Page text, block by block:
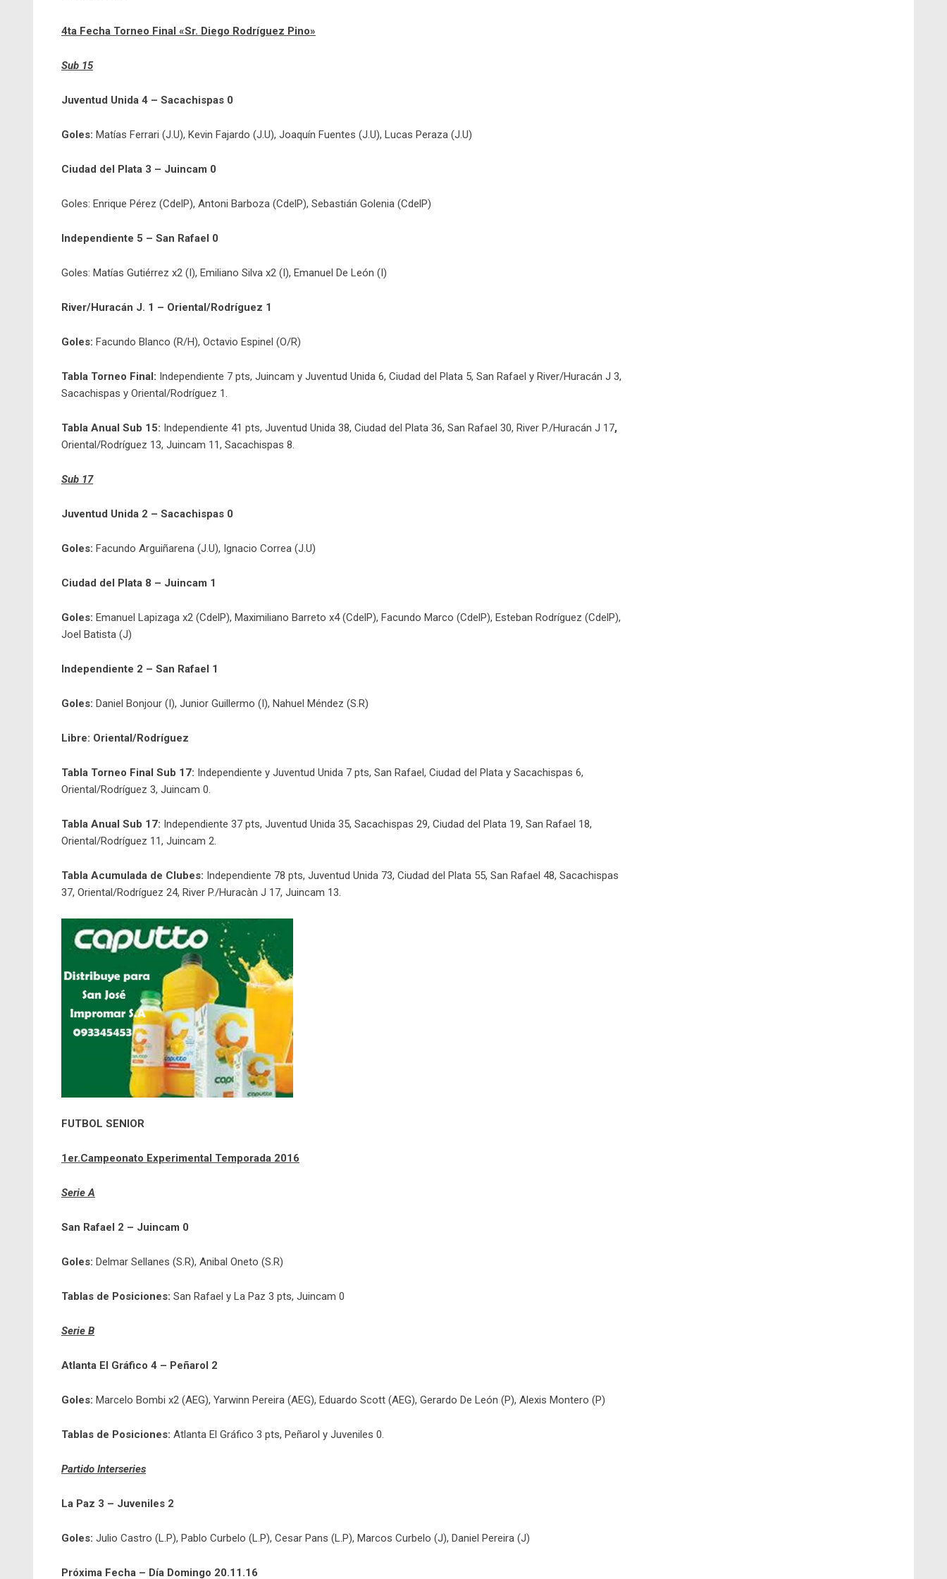
4ta Fecha Torneo Final «Sr. Diego Rodríguez Pino»
Sub 15
Juventud Unida 4 – Sacachispas 0
Goles: Matías Ferrari (J.U), Kevin Fajardo (J.U), Joaquín Fuentes (J.U), Lucas Peraza (J.U)
Ciudad del Plata 3 – Juincam 0
Goles: Enrique Pérez (CdelP), Antoni Barboza (CdelP), Sebastián Golenia (CdelP)
Independiente 5 – San Rafael 0
Goles: Matías Gutiérrez x2 (I), Emiliano Silva x2 (I), Emanuel De León (I)
River/Huracán J. 1 – Oriental/Rodríguez 1
Goles: Facundo Blanco (R/H), Octavio Espinel (O/R)
Tabla Torneo Final: Independiente 7 pts, Juincam y Juventud Unida 6, Ciudad del Plata 5, San Rafael y River/Huracán J 3,
Sacachispas y Oriental/Rodríguez 1.
Tabla Anual Sub 15: Independiente 41 pts, Juventud Unida 38, Ciudad del Plata 36, San Rafael 30, River P./Huracán J 17,
Oriental/Rodríguez 13, Juincam 11, Sacachispas 8.
Sub 17
Juventud Unida 2 – Sacachispas 0
Goles: Facundo Arguiñarena (J.U), Ignacio Correa (J.U)
Ciudad del Plata 8 – Juincam 1
Goles: Emanuel Lapizaga x2 (CdelP), Maximiliano Barreto x4 (CdelP), Facundo Marco (CdelP), Esteban Rodríguez (CdelP),
Joel Batista (J)
Independiente 2 – San Rafael 1
Goles: Daniel Bonjour (I), Junior Guillermo (I), Nahuel Méndez (S.R)
Libre: Oriental/Rodríguez
Tabla Torneo Final Sub 17: Independiente y Juventud Unida 7 pts, San Rafael, Ciudad del Plata y Sacachispas 6,
Oriental/Rodríguez 3, Juincam 0.
Tabla Anual Sub 17: Independiente 37 pts, Juventud Unida 35, Sacachispas 29, Ciudad del Plata 19, San Rafael 18,
Oriental/Rodríguez 11, Juincam 2.
Tabla Acumulada de Clubes: Independiente 78 pts, Juventud Unida 73, Ciudad del Plata 55, San Rafael 48, Sacachispas
37, Oriental/Rodríguez 24, River P./Huracàn J 17, Juincam 13.
FUTBOL SENIOR
1er.Campeonato Experimental Temporada 2016
Serie A
San Rafael 2 – Juincam 0
Goles: Delmar Sellanes (S.R), Anibal Oneto (S.R)
Tablas de Posiciones: San Rafael y La Paz 3 pts, Juincam 0
Serie B
Atlanta El Gráfico 4 – Peñarol 2
Goles: Marcelo Bombi x2 (AEG), Yarwinn Pereira (AEG), Eduardo Scott (AEG), Gerardo De León (P), Alexis Montero (P)
Tablas de Posiciones: Atlanta El Gráfico 3 pts, Peñarol y Juveniles 0.
Partido Interseries
La Paz 3 – Juveniles 2
Goles: Julio Castro (L.P), Pablo Curbelo (L.P), Cesar Pans (L.P), Marcos Curbelo (J), Daniel Pereira (J)
Próxima Fecha – Día Domingo 20.11.16